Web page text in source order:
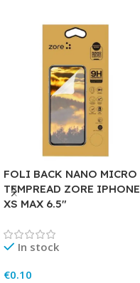
FOLI BACK NANO MICRO
TEMPREAD ZORE IPHONE
XS MAX 6.5″
In stock
€0.10